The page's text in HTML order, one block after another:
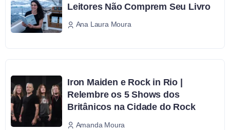
Leitores Não Comprem Seu Livro
Ana Laura Moura
Iron Maiden e Rock in Rio |
Relembre os 5 Shows dos
Britânicos na Cidade do Rock
Amanda Moura